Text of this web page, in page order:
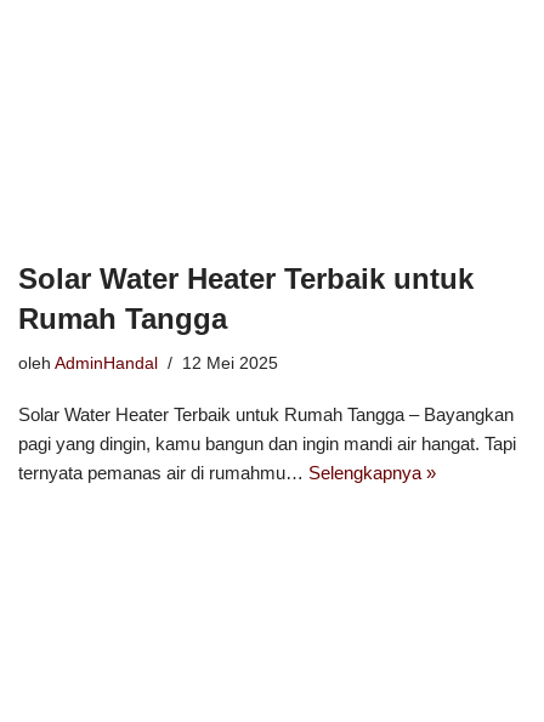
Solar Water Heater Terbaik untuk
Rumah Tangga
oleh AdminHandal 12 Mei 2025
Solar Water Heater Terbaik untuk Rumah Tangga – Bayangkan
pagi yang dingin, kamu bangun dan ingin mandi air hangat. Tapi
ternyata pemanas air di rumahmu… Selengkapnya »